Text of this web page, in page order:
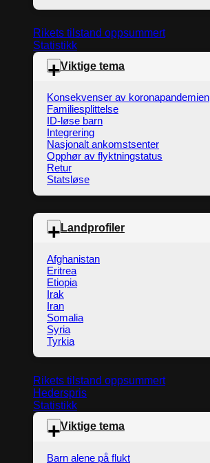
Rikets tilstand oppsummert
Statistikk
Viktige tema
Konsekvenser av koronapandemien
Familiesplittelse
ID-løse barn
Integrering
Nasjonalt ankomstsenter
Opphør av flyktningstatus
Retur
Statsløse
Landprofiler
Afghanistan
Eritrea
Etiopia
Irak
Iran
Somalia
Syria
Tyrkia
Rikets tilstand oppsummert
Hederspris
Statistikk
Viktige tema
Barn alene på flukt